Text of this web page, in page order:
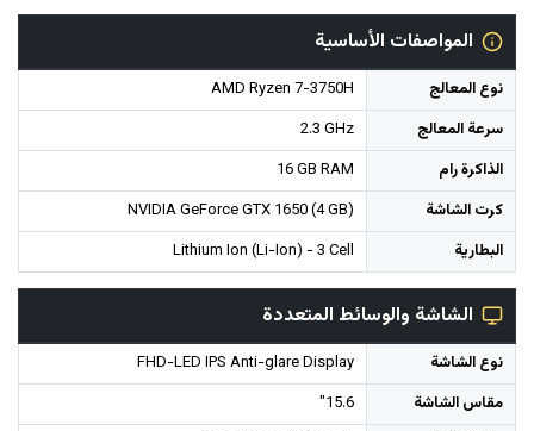
المواصفات الأساسية
نوع المعالج
AMD Ryzen 7-3750H
سرعة المعالج
2.3 GHz
الذاكرة رام
16 GB RAM
كرت الشاشة
NVIDIA GeForce GTX 1650 (4 GB)
البطارية
Lithium Ion (Li-Ion) - 3 Cell
الشاشة والوسائط المتعددة
نوع الشاشة
FHD-LED IPS Anti-glare Display
مقاس الشاشة
15.6"